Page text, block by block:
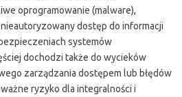
oprogramowanie (malware),
dostęp do informacji
systemów
dochodzi także do wycieków
zarządzania dostępem lub błędów
ryzyko dla integralności i